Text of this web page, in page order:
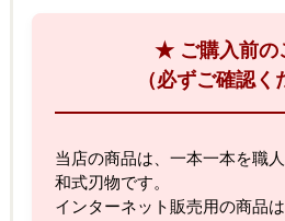
★ ご購入前の
（必ずご確認く
当店の商品は、一本一本を職
和式刃物です。
インターネット販売用の商品